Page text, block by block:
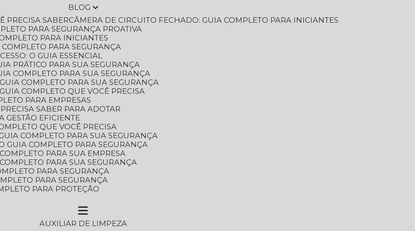
BLOG
PRECISA SABER
CÂMERA DE CIRCUITO FECHADO: GUIA COMPLETO PARA INICIANTES
PARA SEGURANÇA PROATIVA
PARA INICIANTES
PARA SEGURANÇA
O GUIA ESSENCIAL
PRÁTICO PARA SUA SEGURANÇA
COMPLETO PARA SUA SEGURANÇA
COMPLETO PARA SUA SEGURANÇA
COMPLETO QUE VOCÊ PRECISA
PARA EMPRESAS
SABER PARA ADOTAR
GESTÃO EFICIENTE
QUE VOCÊ PRECISA
COMPLETO PARA SUA SEGURANÇA
GUIA COMPLETO PARA SEGURANÇA
PARA SUA EMPRESA
PARA SUA SEGURANÇA
PARA SEGURANÇA
PARA SEGURANÇA
PARA PROTEÇÃO
AUXILIAR DE LIMPEZA